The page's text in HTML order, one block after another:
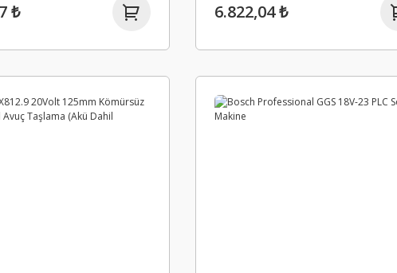
₺
Değildir)
6.822,04 ₺